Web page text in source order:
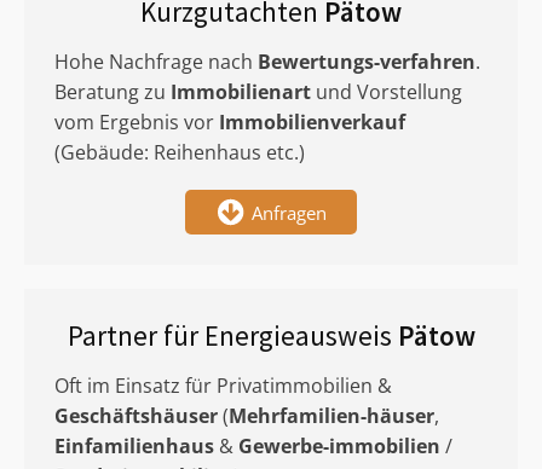
Kurzgutachten Pätow
Hohe Nachfrage nach Bewertungs-verfahren.
Beratung zu Immobilienart und Vorstellung
vom Ergebnis vor Immobilienverkauf
(Gebäude: Reihenhaus etc.)
Anfragen
Partner für Energieausweis Pätow
Oft im Einsatz für Privatimmobilien &
Geschäftshäuser(Mehrfamilien-häuser,
Einfamilienhaus & Gewerbe-immobilien /